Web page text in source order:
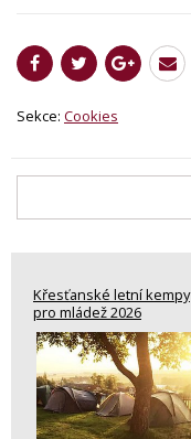
Sekce: Cookies
Křesťanské letní kempy
pro mládež 2026